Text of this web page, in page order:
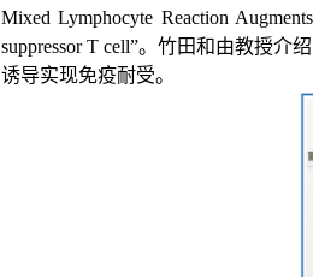
Mixed Lymphocyte Reaction
suppressor T cell”。竹田和由教授介
诱导实现免疫耐受。